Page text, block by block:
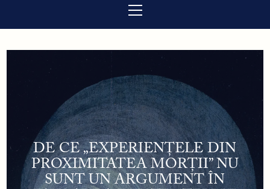
principal
DE CE „EXPERIENȚELE DIN
PROXIMITATEA MORȚII” NU
SUNT UN ARGUMENT ÎN